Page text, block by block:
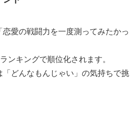
愛の戦闘力を一度測ってみたかっ
ンキングで順位化されます。
どんなもんじゃい」の気持ちで挑